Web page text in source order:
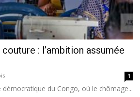
couture : l’ambition assumée
1
démocratique du Congo, où le chômage...